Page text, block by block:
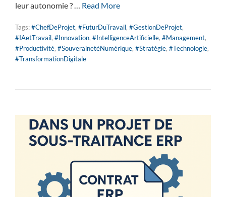
leur autonomie ? … Read More
Tags:#ChefDeProjet, #FuturDuTravail, #GestionDeProjet,
#IAetTravail, #Innovation, #IntelligenceArtificielle, #Management,
#Productivité, #SouverainetéNumérique, #Stratégie, #Technologie,
#TransformationDigitale